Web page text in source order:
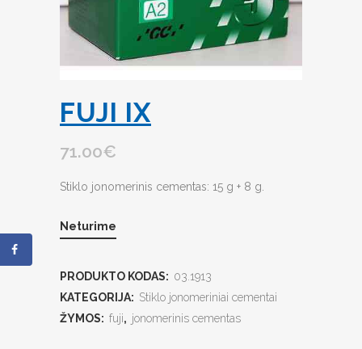
FUJI IX
71.00€
Stiklo jonomerinis cementas: 15 g + 8 g.
Neturime
PRODUKTO KODAS: 03.1913
KATEGORIJA: Stiklo jonomeriniai cementai
ŽYMOS: fuji, jonomerinis cementas